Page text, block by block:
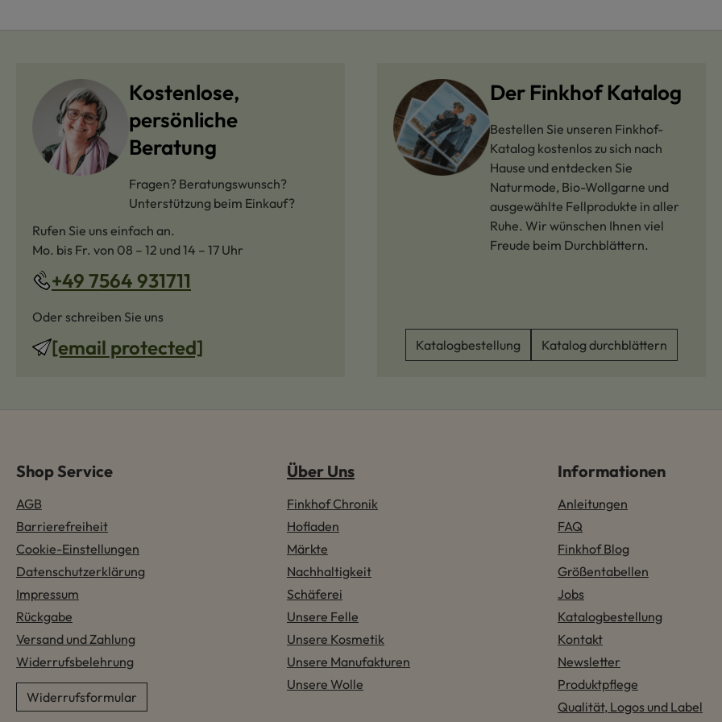
Kostenlose,
persönliche
Beratung
Fragen? Beratungswunsch?
Unterstützung beim Einkauf?
Rufen Sie uns einfach an.
Mo. bis Fr. von 08 – 12 und 14 – 17 Uhr
+49 7564 931711
Oder schreiben Sie uns
[email protected]
Der Finkhof Katalog
Bestellen Sie unseren Finkhof-
Katalog kostenlos zu sich nach
Hause und entdecken Sie
Naturmode, Bio-Wollgarne und
ausgewählte Fellprodukte in aller
Ruhe. Wir wünschen Ihnen viel
Freude beim Durchblättern.
Katalogbestellung Katalog durchblättern
Shop Service
AGB
Barrierefreiheit
Cookie-Einstellungen
Datenschutzerklärung
Impressum
Rückgabe
Versand und Zahlung
Widerrufsbelehrung
Widerrufsformular
Über Uns
Finkhof Chronik
Hofladen
Märkte
Nachhaltigkeit
Schäferei
Unsere Felle
Unsere Kosmetik
Unsere Manufakturen
Unsere Wolle
Informationen
Anleitungen
FAQ
Finkhof Blog
Größentabellen
Jobs
Katalogbestellung
Kontakt
Newsletter
Produktpflege
Qualität, Logos und Label